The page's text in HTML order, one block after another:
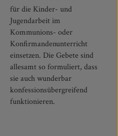
funktionieren.